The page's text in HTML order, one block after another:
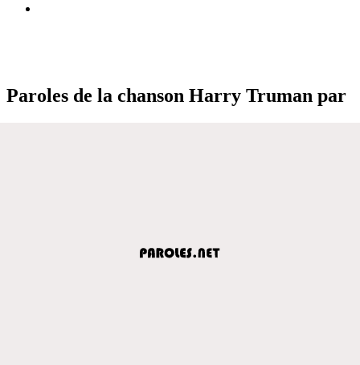
Paroles de la chanson Harry Truman par